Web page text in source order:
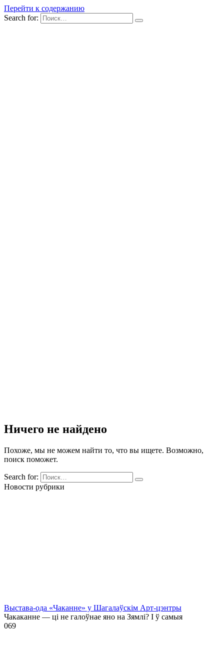
Перейти к содержанию
Search for:
Ничего не найдено
Похоже, мы не можем найти то, что вы ищете. Возможно,
поиск поможет.
Search for:
Новости рубрики
Выстава-ода «Чаканне» у Шагалаўскім Арт-цэнтры
Чакаканне — ці не галоўнае яно на Зямлі? І ў самыя
069